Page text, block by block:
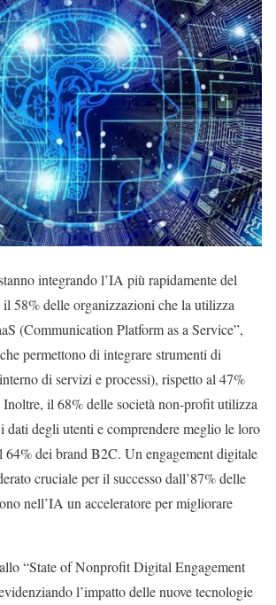
integrando l’IA più rapidamente del
58% delle organizzazioni che la utilizza
(Communication Platform as a Service”,
permettono di integrare strumenti di
di servizi e processi), rispetto al 47%
il 68% delle società non-profit utilizza
dati degli utenti e comprendere meglio le loro
64% dei brand B2C. Un engagement digitale
cruciale per il successo dall’87% delle
nell’IA un acceleratore per migliorare
“State of Nonprofit Digital Engagement
l’impatto delle nuove tecnologie